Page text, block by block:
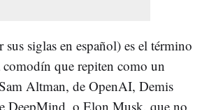
siglas en español) es el término
que repiten como un
Altman, de OpenAI, Demis
DeepMind, o Elon Musk, que no